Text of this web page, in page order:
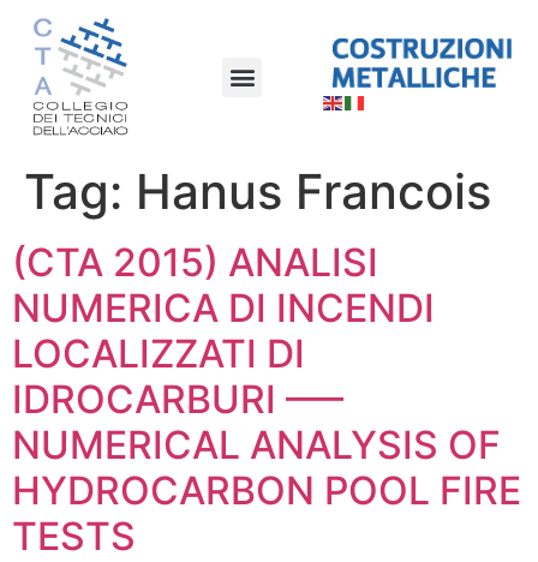
Tag: Hanus Francois
(CTA 2015) ANALISI
NUMERICA DI INCENDI
LOCALIZZATI DI
IDROCARBURI —–
NUMERICAL ANALYSIS OF
HYDROCARBON POOL FIRE
TESTS